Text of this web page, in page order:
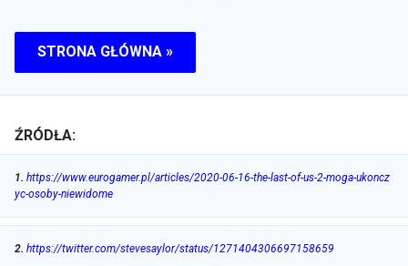
STRONA GŁÓWNA »
ŹRÓDŁA:
1. https://www.eurogamer.pl/articles/2020-06-16-the-last-of-us-2-moga-ukoncz
yc-osoby-niewidome
2. https://twitter.com/stevesaylor/status/1271404306697158659